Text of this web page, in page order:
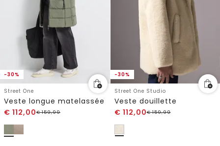
-30%
Street One
Veste longue matelassée
€ 112,00€159,99
-30%
Street One Studio
Veste douillette
€ 112,00€159,99